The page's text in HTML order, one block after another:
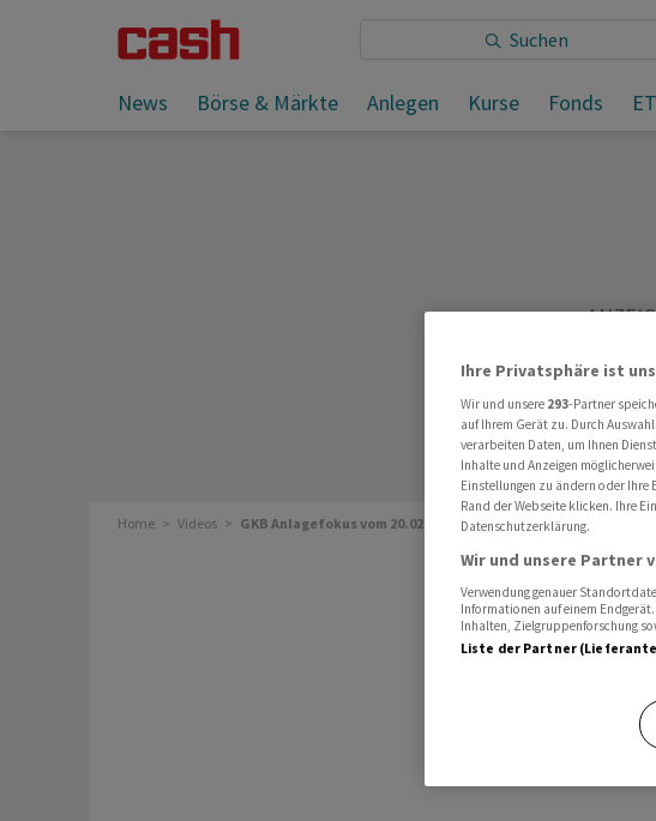
News Börse & Märkte Anlegen Kurse Fonds
Home Videos GKB Anlagefokus vom 20.02.2023
Ihre Privatsphäre ist
Wir und unsere 293-Partner
auf Ihrem Gerät zu. Durch
verarbeiten Daten, um Ihnen
Inhalte und Anzeigen
Einstellungen zu ändern oder
Rand der Webseite klicken. Ihre
Datenschutzerklärung.
Wir und unsere Partner
Verwendung genauer
Informationen auf einem
Inhalten, Zielgruppenforschung
Liste der Partner